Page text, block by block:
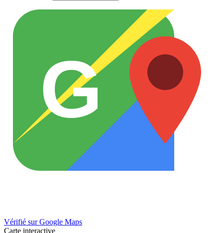
G
Vérifié sur Google Maps
Carte interactive